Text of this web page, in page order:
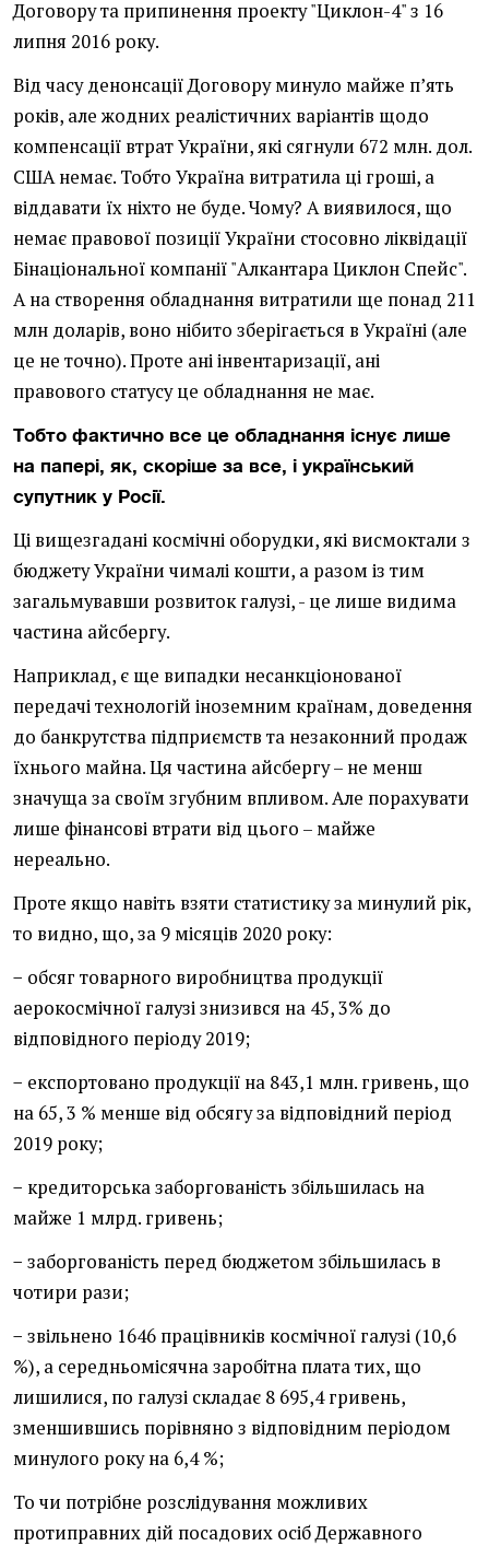
Договору та припинення проекту "Циклон-4" з 16
липня 2016 року.
Від часу денонсації Договору минуло майже п’ять
років, але жодних реалістичних варіантів щодо
компенсації втрат України, які сягнули 672 млн. дол.
США немає. Тобто Україна витратила ці гроші, а
віддавати їх ніхто не буде. Чому? А виявилося, що
немає правової позиції України стосовно ліквідації
Бінаціональної компанії "Алкантара Циклон Спейс".
А на створення обладнання витратили ще понад 211
млн доларів, воно нібито зберігається в Україні (але
це не точно). Проте ані інвентаризації, ані
правового статусу це обладнання не має.
Тобто фактично все це обладнання існує лише
на папері, як, скоріше за все, і український
супутник у Росії.
Ці вищезгадані космічні оборудки, які висмоктали з
бюджету України чималі кошти, а разом із тим
загальмувавши розвиток галузі, - це лише видима
частина айсбергу.
Наприклад, є ще випадки несанкціонованої
передачі технологій іноземним країнам, доведення
до банкрутства підприємств та незаконний продаж
їхнього майна. Ця частина айсбергу – не менш
значуща за своїм згубним впливом. Але порахувати
лише фінансові втрати від цього – майже
нереально.
Проте якщо навіть взяти статистику за минулий рік,
то видно, що, за 9 місяців 2020 року:
− обсяг товарного виробництва продукції
аерокосмічної галузі знизився на 45, 3% до
відповідного періоду 2019;
− експортовано продукції на 843,1 млн. гривень, що
на 65, 3 % менше від обсягу за відповідний період
2019 року;
− кредиторська заборгованість збільшилась на
майже 1 млрд. гривень;
− заборгованість перед бюджетом збільшилась в
чотири рази;
− звільнено 1646 працівників космічної галузі (10,6
%), а середньомісячна заробітна плата тих, що
лишилися, по галузі складає 8 695,4 гривень,
зменшившись порівняно з відповідним періодом
минулого року на 6,4 %;
То чи потрібне розслідування можливих
протиправних дій посадових осіб Державного